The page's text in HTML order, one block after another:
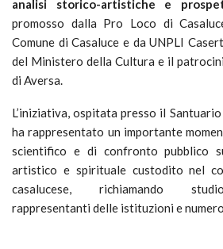
analisi storico-artistiche e
promosso dalla Pro Loco di
Comune di Casaluce e da UNPLI
del Ministero della Cultura e il
di Aversa.
L’iniziativa, ospitata presso il Santuario
ha rappresentato un importante
scientifico e di confronto pubblico
artistico e spirituale custodito nel
casalucese, richiamando
rappresentanti delle istituzioni e